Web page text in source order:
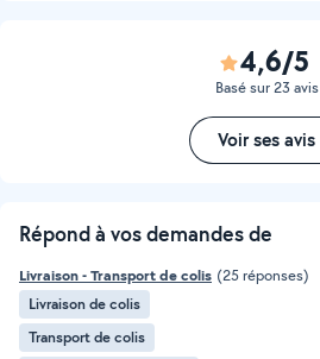
4,6/5
Basé sur 23 avis
Voir ses avis
Répond à vos demandes de
Livraison - Transport de colis (25 réponses)
Livraison de colis
Transport de colis